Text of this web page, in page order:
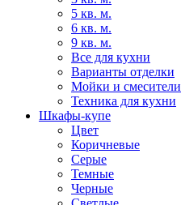
5 кв. м.
6 кв. м.
9 кв. м.
Все для кухни
Варианты отделки
Мойки и смесители
Техника для кухни
Шкафы-купе
Цвет
Коричневые
Серые
Темные
Черные